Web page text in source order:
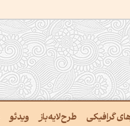
گرافیکی طرح‌لایه‌باز ویدئو